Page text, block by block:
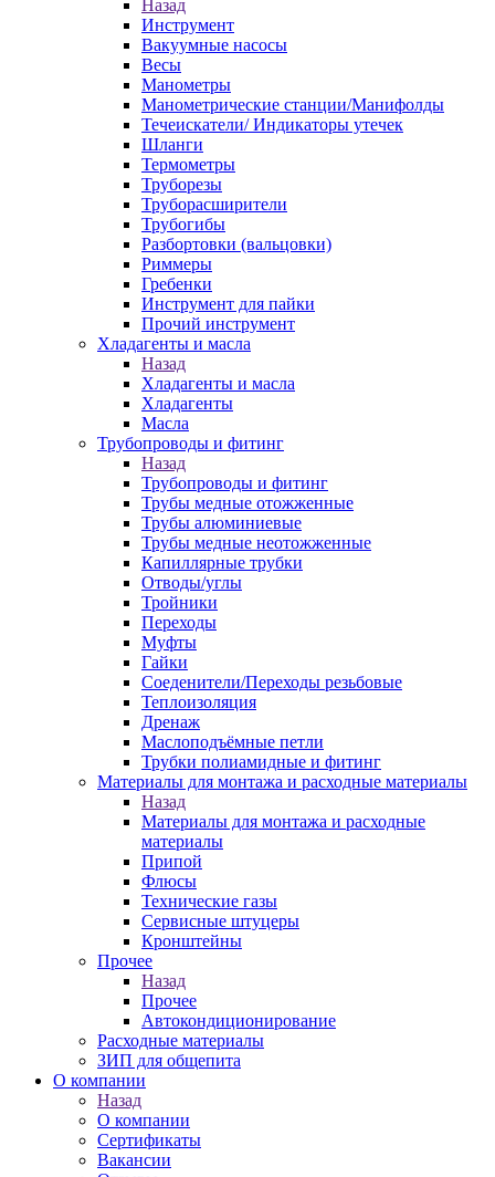
Назад
Инструмент
Вакуумные насосы
Весы
Манометры
Манометрические станции/Манифолды
Течеискатели/ Индикаторы утечек
Шланги
Термометры
Труборезы
Труборасширители
Трубогибы
Разбортовки (вальцовки)
Риммеры
Гребенки
Инструмент для пайки
Прочий инструмент
Хладагенты и масла
Назад
Хладагенты и масла
Хладагенты
Масла
Трубопроводы и фитинг
Назад
Трубопроводы и фитинг
Трубы медные отожженные
Трубы алюминиевые
Трубы медные неотожженные
Капиллярные трубки
Отводы/углы
Тройники
Переходы
Муфты
Гайки
Соеденители/Переходы резьбовые
Теплоизоляция
Дренаж
Маслоподъёмные петли
Трубки полиамидные и фитинг
Материалы для монтажа и расходные материалы
Назад
Материалы для монтажа и расходные
материалы
Припой
Флюсы
Технические газы
Сервисные штуцеры
Кронштейны
Прочее
Назад
Прочее
Автокондиционирование
Расходные материалы
ЗИП для общепита
О компании
Назад
О компании
Сертификаты
Вакансии